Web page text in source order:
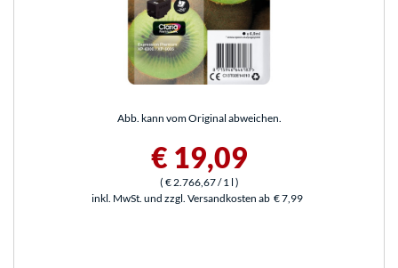
Abb. kann vom Original abweichen.
€ 19,09
( € 2.766,67/ 1 l )
inkl. MwSt. und zzgl. Versandkosten ab € 7,99